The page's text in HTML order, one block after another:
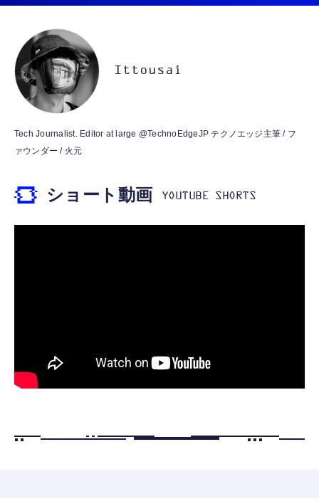
￥2,199
MFi認証 【ハイレゾ音質】 内蔵DAC 遅延な
し 48ビット/96KHz 音量調節対応
【HIFI音質】iphone イヤホンジャック ライ
￥999
ット）
￥53,900
霊界コミュニケーションロボット BAKETAN
ジングベース付き ロペット 充電ベース付き
Ittousai
Tech Journalist. Editor at large @TechnoEdgeJP テクノエッジ主筆 / フ
ァウンダー / 火元
ショート動画